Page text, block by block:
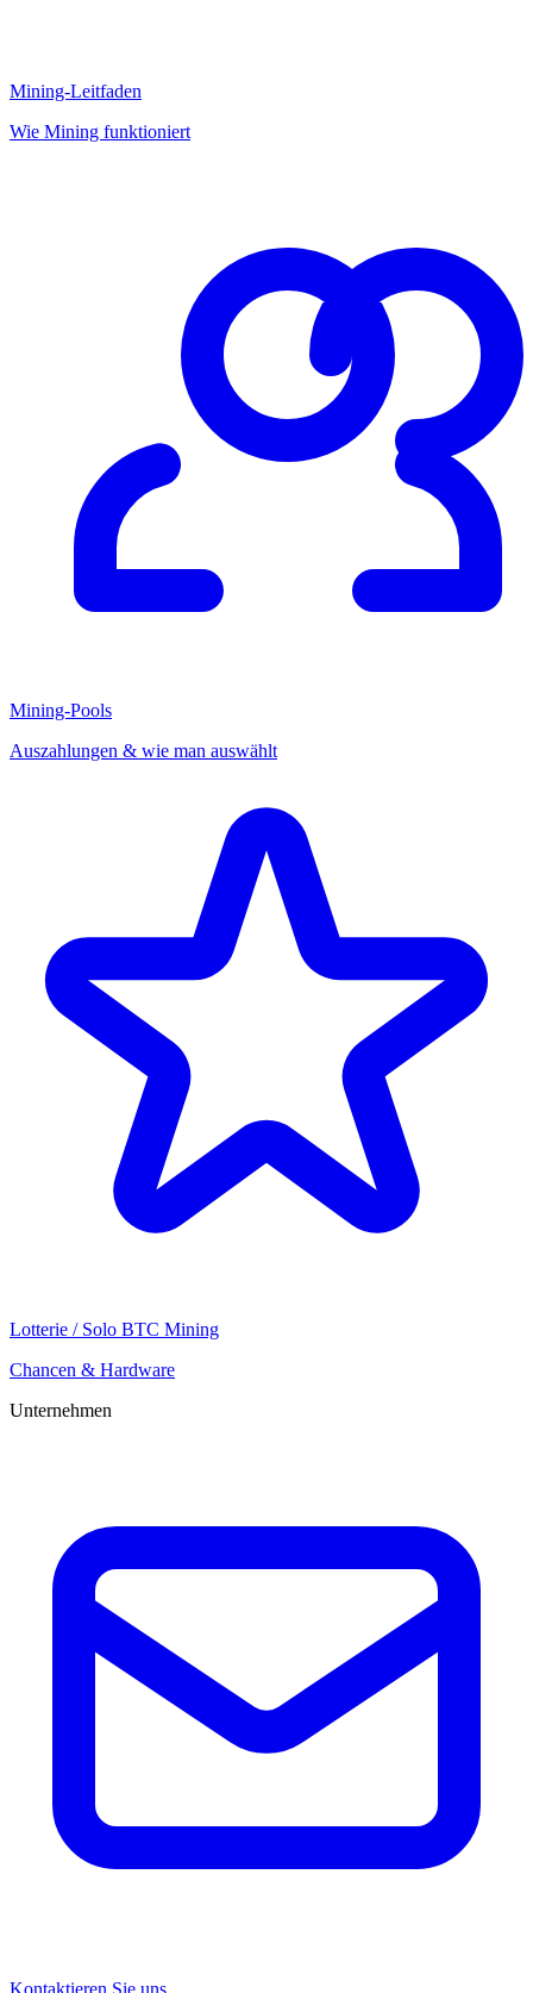
Mining-Leitfaden
Wie Mining funktioniert
Mining-Pools
Auszahlungen & wie man auswählt
Lotterie / Solo BTC Mining
Chancen & Hardware
Unternehmen
Kontaktieren Sie uns